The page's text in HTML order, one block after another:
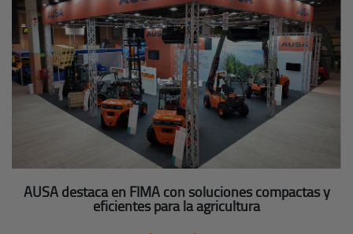
AUSA destaca en FIMA con soluciones compactas y
eficientes para la agricultura